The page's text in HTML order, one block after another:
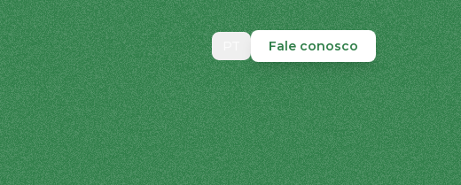
Fale conosco